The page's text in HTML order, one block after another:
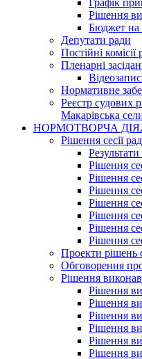
Графік
Рішення
Бюджет на
Депутати ради
Постійні комісії
Пленарні
Нормативне
Реєстр судових
Макарівська
НОРМОТВОРЧА
Рішення сесії
Рішення
Рішення
Рішення
Рішення
Рішення
Рішення
Рішення
Проекти рішень
Обговорення
Рішення
Рішення
Рішення
Рішення
Рішення
Рішення
Рішення